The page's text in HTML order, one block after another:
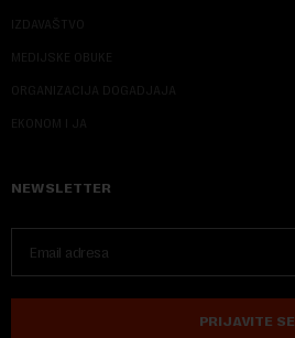
IZDAVAŠTVO
MEDIJSKE OBUKE
ORGANIZACIJA DOGADJAJA
EKONOM I JA
NEWSLETTER
PRIJAVITE SE